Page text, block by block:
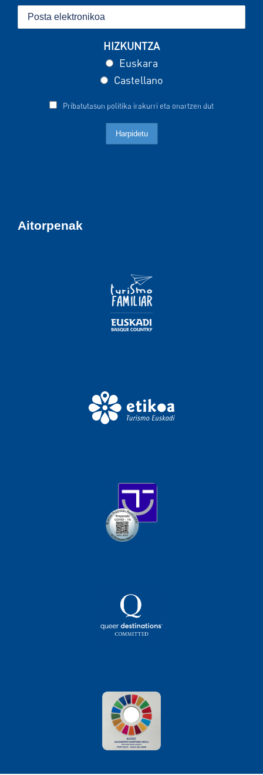
HIZKUNTZA
Euskara
Castellano
Pribatutasun politika irakurri eta onartzen dut
Aitorpenak